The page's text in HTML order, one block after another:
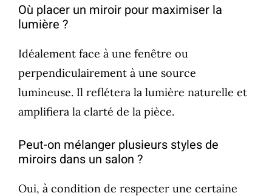
Où placer un miroir pour maximiser la
lumière ?
Idéalement face à une fenêtre ou
perpendiculairement à une source
lumineuse. Il reflétera la lumière naturelle et
amplifiera la clarté de la pièce.
Peut-on mélanger plusieurs styles de
miroirs dans un salon ?
Oui, à condition de respecter une certaine